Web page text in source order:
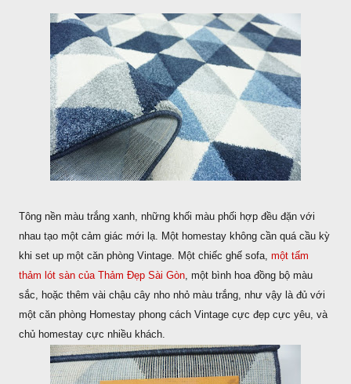
Tông nền màu trắng xanh, những khối màu phối hợp đều đặn với
nhau tạo một cảm giác mới lạ. Một homestay không cần quá cầu kỳ
khi set up một căn phòng Vintage. Một chiếc ghế sofa, một tấm
thảm lót sàn của Thảm Đẹp Sài Gòn, một bình hoa đồng bộ màu
sắc, hoặc thêm vài chậu cây nho nhỏ màu trắng, như vậy là đủ với
một căn phòng Homestay phong cách Vintage cực đẹp cực yêu, và
chủ homestay cực nhiều khách.